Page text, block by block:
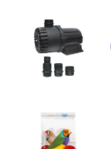
csak ebben az
és azonnal eljutott